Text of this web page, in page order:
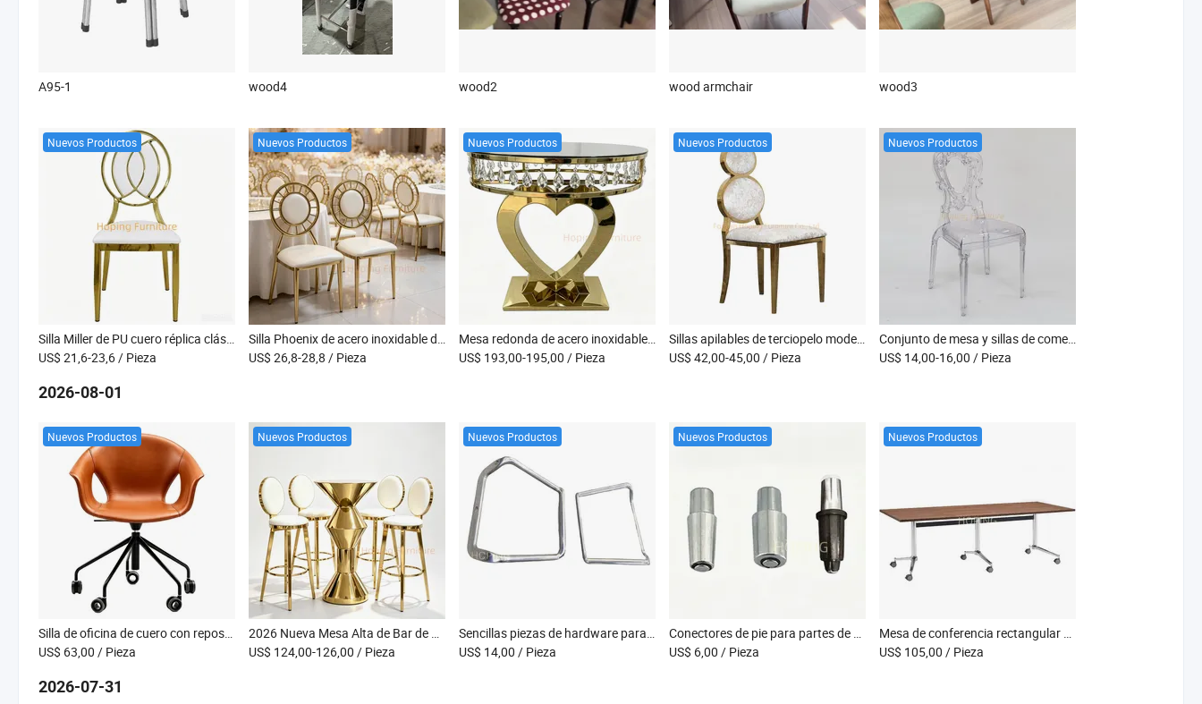
A95-1 wood4 wood2 wood armchair wood3
Nuevos Productos
Silla Miller de PU cuero réplica clásica, sillas de hotel de cinco estrellas, sillas de banquete para hotel en oro rosa
US$ 21,6-23,6/ Pieza
Nuevos Productos
Silla Phoenix de acero inoxidable dorado con patas de bola antiguas al por mayor, mobiliario para eventos de boda, promoción, restaurante al aire libre, mesa blanca y silla
US$ 26,8-28,8 / Pieza
Nuevos Productos
Mesa redonda de acero inoxidable en forma de corazón dorado con tapa de vidrio negro y colgante de cristal para banquete de boda
US$ 193,00-195,00 / Pieza
Nuevos Productos
Sillas apilables de terciopelo modernas y elegantes para hoteles y eventos
US$ 42,00-45,00 / Pieza
Nuevos Productos
Conjunto de mesa y sillas de comedor rústico en ámbar dorado elegante
US$ 14,00-16,00 / Pieza
2026-08-01
Nuevos Productos
Silla de oficina de cuero con reposabrazos huecos modernos, silla de escritorio giratoria y con ruedas para estudio en casa y oficina
US$ 63,00 / Pieza
Nuevos Productos
2026 Nueva Mesa Alta de Bar de Acero Inoxidable Dorado de Lujo, Mesa de Cóctel de Forma Cónica Moderna para Bodas, Hoteles, Bares y Fiestas
US$ 124,00-126,00 / Pieza
Nuevos Productos
Sencillas piezas de hardware para silla de oficina polaca, cromadas, un par de reposabrazos, accesorios de metal para muebles
US$ 14,00 / Pieza
Nuevos Productos
Conectores de pie para partes de muebles de husillo y accesorios de tubería, brazo giratorio para partes de base de silla, piezas de hardware para silla de oficina
US$ 6,00 / Pieza
Nuevos Productos
Mesa de conferencia rectangular de madera con base de aluminio y ruedas
US$ 105,00 / Pieza
2026-07-31